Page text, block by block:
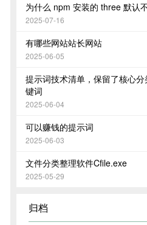
为什么 npm 安装的 three 默认
2025-07-16
有哪些网站站长网站
2025-06-05
提示词技术清单，保留了核心
键词
2025-06-04
可以赚钱的提示词
2025-06-03
文件分类整理软件Cfile.exe
2025-05-29
归档